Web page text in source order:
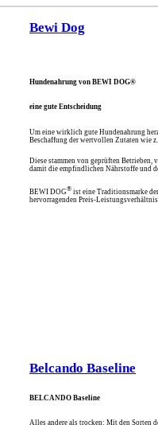
Bewi Dog
Hundenahrung von BEWI DOG®
eine gute Entscheidung
Um eine wirklich gute Hundenahrung
Beschaffung der wertvollen Zutaten wie
Diese stammen von geprüften Betrieben,
damit die empfindlichen Nährstoffe und
BEWI DOG® ist eine Traditionsmarke
hervorragenden Preis-Leistungsverhältnis.
Belcando Baseline
BELCANDO Baseline
Alles andere als trocken: Mit den Sorten